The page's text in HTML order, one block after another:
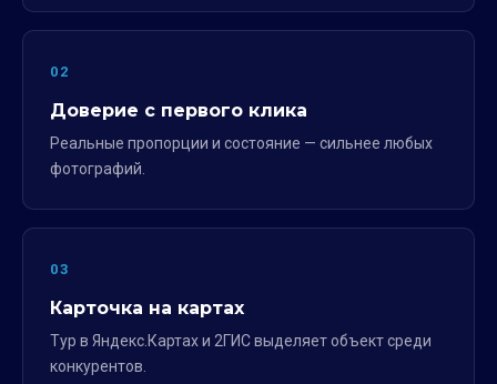
02
Доверие с первого клика
Реальные пропорции и состояние — сильнее любых
фотографий.
03
Карточка на картах
Тур в Яндекс.Картах и 2ГИС выделяет объект среди
конкурентов.